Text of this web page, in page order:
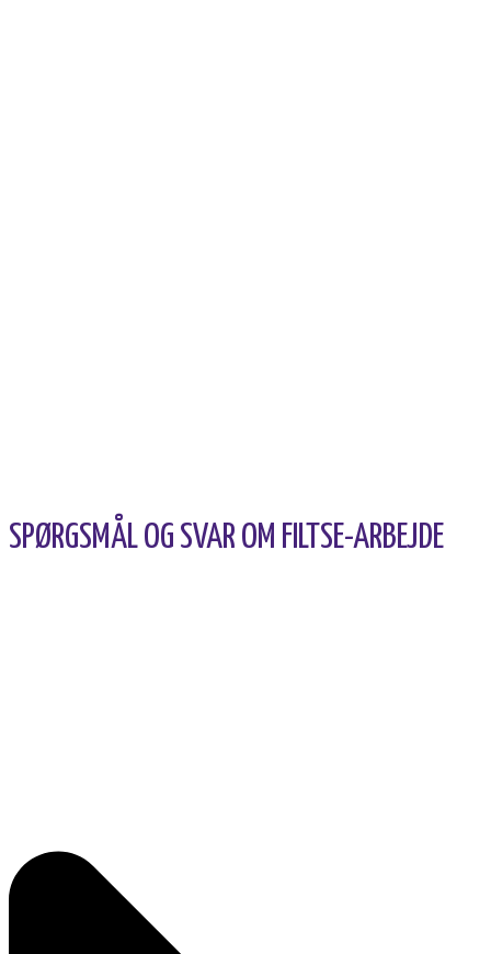
SPØRGSMÅL OG SVAR OM FILTSE-ARBEJDE